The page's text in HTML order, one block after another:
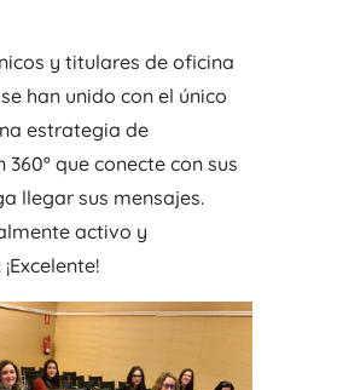
y titulares de oficina
han unido con el único
estrategia de
que conecte con sus
llegar sus mensajes.
activo y